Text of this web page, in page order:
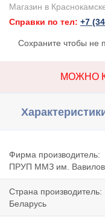
Магазин в
Справки по тел: +7
Сохраните чтобы не
МОЖНО
Фирма производитель:
ПРУП ММЗ им.
Страна производитель:
Беларусь